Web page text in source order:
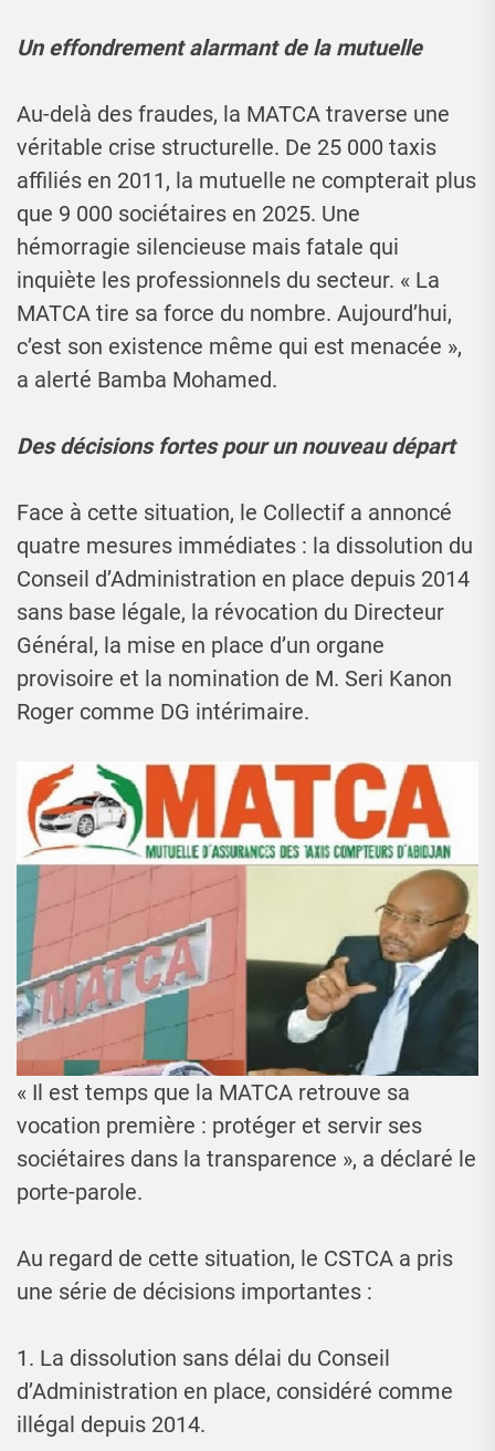
Un effondrement alarmant de la mutuelle
Au-delà des fraudes, la MATCA traverse une
véritable crise structurelle. De 25 000 taxis
affiliés en 2011, la mutuelle ne compterait plus
que 9 000 sociétaires en 2025. Une
hémorragie silencieuse mais fatale qui
inquiète les professionnels du secteur. « La
MATCA tire sa force du nombre. Aujourd’hui,
c’est son existence même qui est menacée »,
a alerté Bamba Mohamed.
Des décisions fortes pour un nouveau départ
Face à cette situation, le Collectif a annoncé
quatre mesures immédiates : la dissolution du
Conseil d’Administration en place depuis 2014
sans base légale, la révocation du Directeur
Général, la mise en place d’un organe
provisoire et la nomination de M. Seri Kanon
Roger comme DG intérimaire.
« Il est temps que la MATCA retrouve sa
vocation première : protéger et servir ses
sociétaires dans la transparence », a déclaré le
porte-parole.
Au regard de cette situation, le CSTCA a pris
une série de décisions importantes :
1. La dissolution sans délai du Conseil
d’Administration en place, considéré comme
illégal depuis 2014.